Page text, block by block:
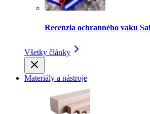
Recenzia ochranného vaku
Všetky články
Materiály a nástroje